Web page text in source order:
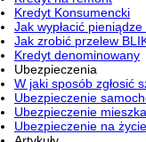
Kredyt Konsumencki
Jak wypłacić pieniądze
Jak zrobić przelew
Kredyt denominowany
Ubezpieczenia
W jaki sposób zgłosić
Ubezpieczenie
Ubezpieczenie
Ubezpieczenie na życie